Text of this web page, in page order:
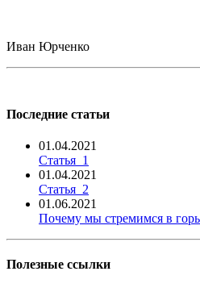
Иван Юрченко
Последние статьи
01.04.2021
Статья_1
01.04.2021
Статья_2
01.06.2021
Почему мы стремимся в
Полезные ссылки